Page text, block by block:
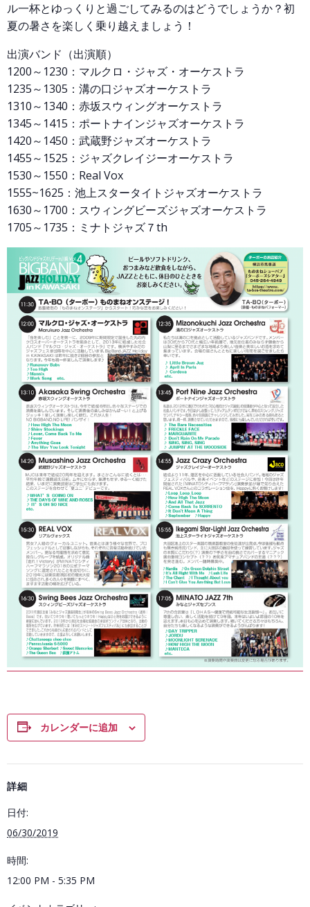
ル一杯とゆっくりと過ごしてみるのはどうでしょうか？初
夏の暑さを楽しく乗り越えましょう！
出演バンド（出演順）
1200～1230： マルクロ・ジャズ・オーケストラ
1235～1305：溝の口ジャズオーケストラ
1310～1340： 赤坂スウィングオーケストラ
1345～1415： ポートナインジャズオーケストラ
1420～1450： 武蔵野ジャズオーケストラ
1455～1525： ジャズクレイジーオーケストラ
1530～1550：Real Vox
1555~1625： 池上スタータイトジャズオーケストラ
1630～1700： スウィングビーズジャズオーケストラ
1705～1735： ミナトジャズ７th
カレンダーに追加
詳細
日付:
06/30/2019
時間:
12:00 PM - 5:35 PM